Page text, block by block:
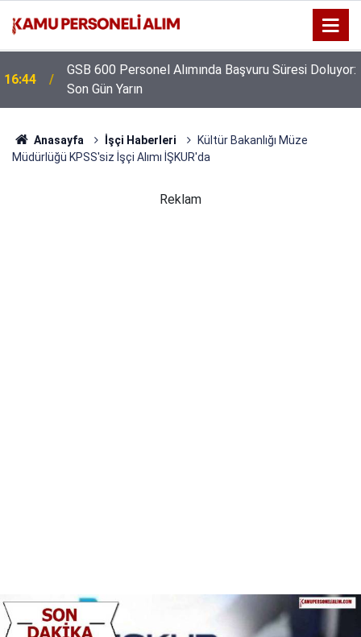
16:44
GSB 600 Personel Alımında Başvuru Süresi Doluyor:
Son Gün Yarın
Anasayfa İşçi Haberleri
Kültür Bakanlığı Müze
Müdürlüğü KPSS'siz İşçi Alımı İŞKUR'da
Reklam